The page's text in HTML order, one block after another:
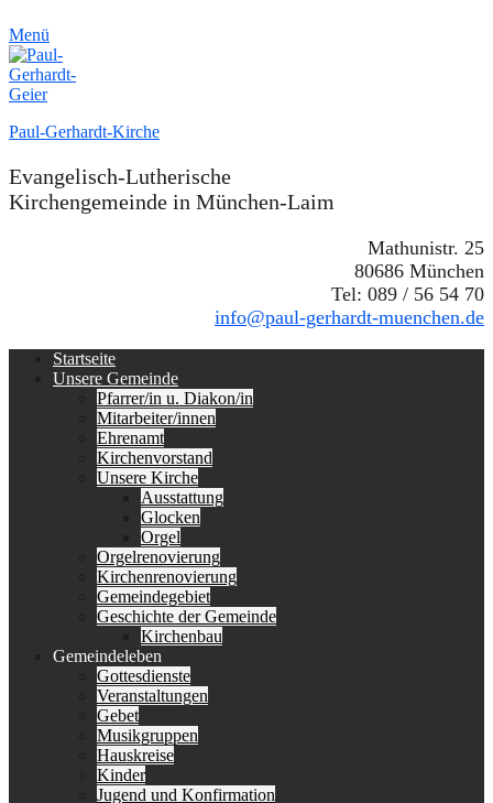
Menü
Paul-Gerhardt-Kirche
Evangelisch-Lutherische
Kirchengemeinde in München-Laim
Mathunistr. 25
80686 München
Tel: 089 / 56 54 70
info@paul-gerhardt-muenchen.de
Erstes
Menü
Startseite
Unsere Gemeinde
Pfarrer/in u. Diakon/in
Mitarbeiter/innen
Ehrenamt
Kirchenvorstand
Unsere Kirche
Ausstattung
Glocken
Orgel
Orgelrenovierung
Kirchenrenovierung
Gemeindegebiet
Geschichte der Gemeinde
Kirchenbau
Gemeindeleben
Gottesdienste
Veranstaltungen
Gebet
Musikgruppen
Hauskreise
Kinder
Jugend und Konfirmation